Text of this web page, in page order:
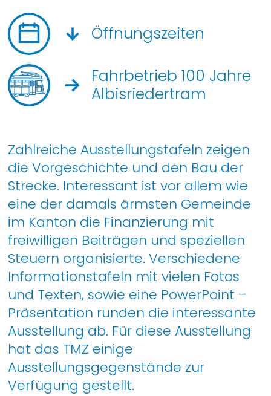
Öffnungszeiten
Fahrbetrieb 100 Jahre
Albisriedertram
Zahlreiche Ausstellungstafeln zeigen
die Vorgeschichte und den Bau der
Strecke. Interessant ist vor allem wie
eine der damals ärmsten Gemeinde
im Kanton die Finanzierung mit
freiwilligen Beiträgen und speziellen
Steuern organisierte. Verschiedene
Informationstafeln mit vielen Fotos
und Texten, sowie eine PowerPoint –
Präsentation runden die interessante
Ausstellung ab. Für diese Ausstellung
hat das TMZ einige
Ausstellungsgegenstände zur
Verfügung gestellt.